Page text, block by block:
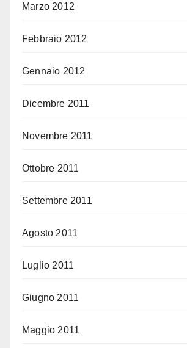
Marzo 2012
Febbraio 2012
Gennaio 2012
Dicembre 2011
Novembre 2011
Ottobre 2011
Settembre 2011
Agosto 2011
Luglio 2011
Giugno 2011
Maggio 2011